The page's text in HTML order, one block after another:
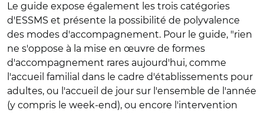
Le guide expose également les trois catégories
d'ESSMS et présente la possibilité de polyvalence
des modes d'accompagnement. Pour le guide, "rien
ne s'oppose à la mise en œuvre de formes
d'accompagnement rares aujourd'hui, comme
l'accueil familial dans le cadre d'établissements pour
adultes, ou l'accueil de jour sur l'ensemble de l'année
(y compris le week-end), ou encore l'intervention